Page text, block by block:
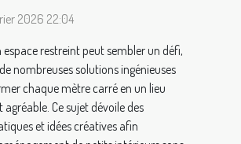
2026 22:04
espace restreint peut sembler un défi,
nombreuses solutions ingénieuses
chaque mètre carré en un lieu
Ce sujet dévoile des
et idées créatives afin